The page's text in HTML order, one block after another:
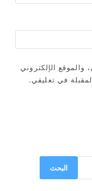
الإلكتروني
في تعليقي.
البحث